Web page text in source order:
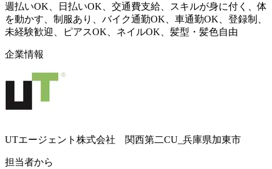
週払いOK、日払いOK、交通費支給、スキルが身に付く、体
を動かす、制服あり、バイク通勤OK、車通勤OK、登録制、
未経験歓迎、ピアスOK、ネイルOK、髪型・髪色自由
企業情報
UTエージェント株式会社 関西第二CU_兵庫県加東市
担当者から